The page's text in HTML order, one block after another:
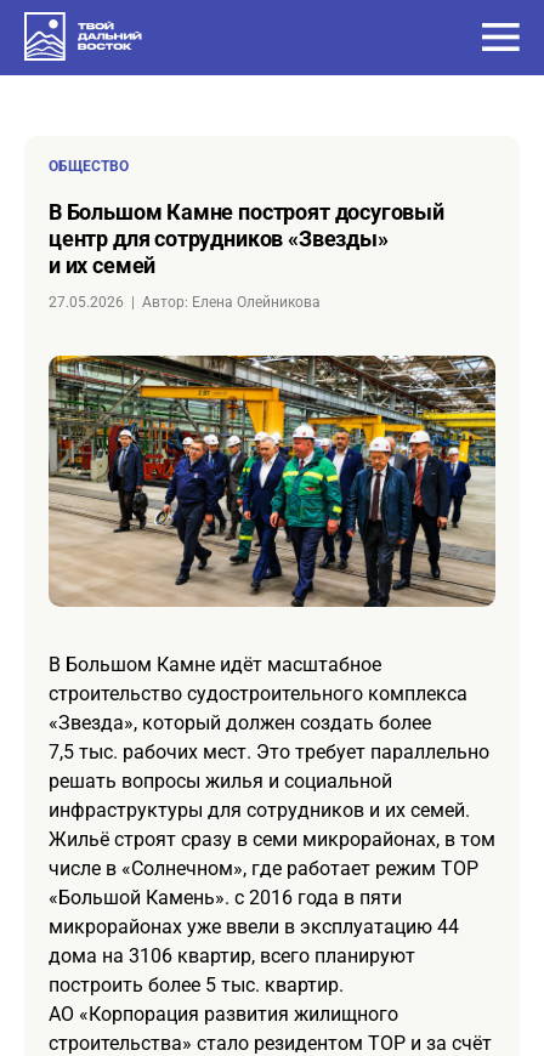
ОБЩЕСТВО
в Большом Камне построят досуговый
центр для сотрудников «Звезды»
и их семей
27.05.2026 Автор: Елена Олейникова
В Большом Камне идёт масштабное
строительство судостроительного комплекса
«Звезда», который должен создать более
7,5 тыс. рабочих мест. Это требует параллельно
решать вопросы жилья и социальной
инфраструктуры для сотрудников и их семей.
Жильё строят сразу в семи микрорайонах, в том
числе в «Солнечном», где работает режим ТОР
«Большой Камень». с 2016 года в пяти
микрорайонах уже ввели в эксплуатацию 44
дома на 3106 квартир, всего планируют
построить более 5 тыс. квартир.
АО «Корпорация развития жилищного
строительства» стало резидентом ТОР и за счёт